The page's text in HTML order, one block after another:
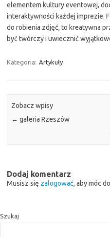
elementem kultury eventowej,
interaktywności każdej imprezie.
do robienia zdjęć, to kreatywna
być twórczy i uwiecznić
Kategoria: Artykuły
Zobacz wpisy
← galeria Rzeszów
Dodaj komentarz
Musisz się zalogować, aby móc
Szukaj